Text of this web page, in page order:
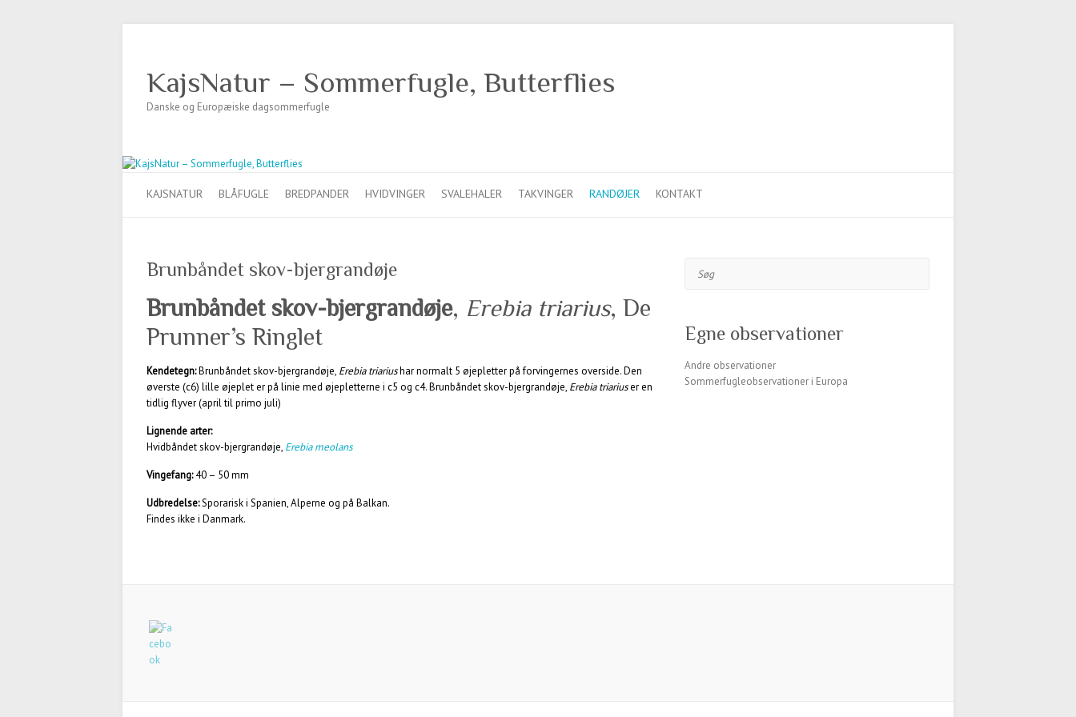
KajsNatur – Sommerfugle, Butterflies
Danske og Europæiske dagsommerfugle
KAJSNATUR BLÅFUGLE BREDPANDER HVIDVINGER SVALEHALER TAKVINGER RANDØJER KONTAKT
Brunbåndet skov-bjergrandøje
Brunbåndet skov-bjergrandøje, Erebia triarius, De
Prunner’s Ringlet
Kendetegn:Brunbåndet skov-bjergrandøje, Erebia triariushar normalt 5 øjepletter på forvingernes overside. Den
øverste (c6) lille øjeplet er på linie med øjepletterne i c5 og c4. Brunbåndet skov-bjergrandøje, Erebia triariuser en
tidlig flyver (april til primo juli)
Lignende arter:
Hvidbåndet skov-bjergrandøje, Erebia meolans
Vingefang:40 – 50 mm
Udbredelse:Sporarisk i Spanien, Alperne og på Balkan.
Findes ikke i Danmark.
Egne observationer
Andre observationer
Sommerfugleobservationer i Europa